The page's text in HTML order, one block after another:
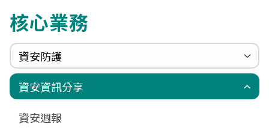
核心業務
資安防護
政府組態基準(GCB)
更新消息
資通安全弱點通報機制(VANS)
申請作業表單
端點偵測及應變機制(EDR)
相關文件與表單
零信任架構(ZTA)
相關文件與表單
國家資安聯防監控中心(N-SOC)
國家資安通報應變中心(N-CERT)
資安資訊分享
資安週報